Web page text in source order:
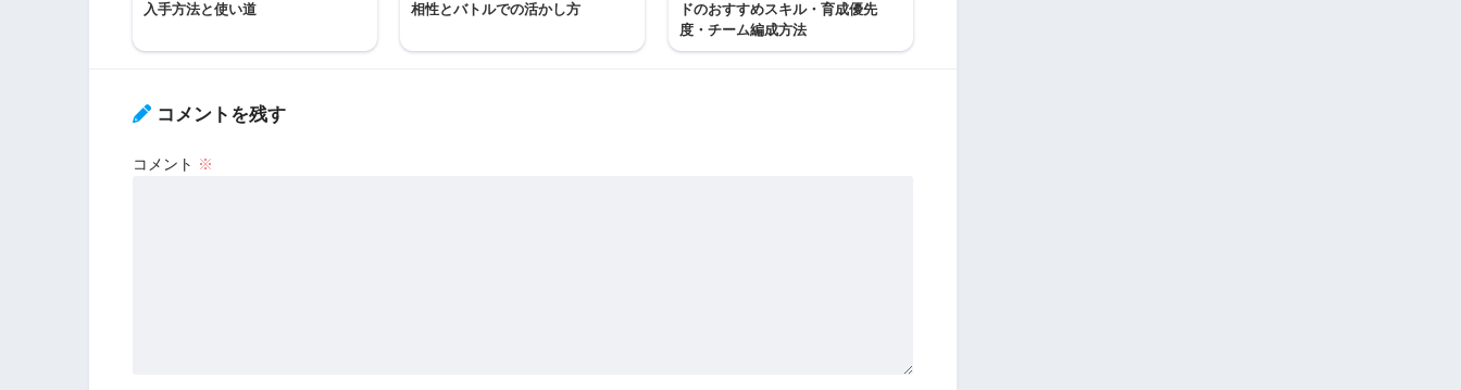
入手方法と使い道
相性とバトルでの活かし方
ドのおすすめスキル・育成優先
度・チーム編成方法
コメントを残す
コメント ※